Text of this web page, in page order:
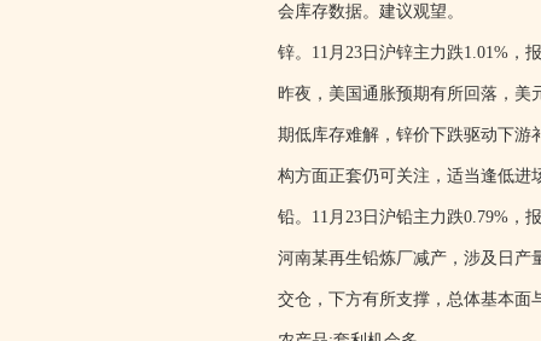
会库存数据。建议观望。
锌。11月23日沪锌主力跌1.01%，
昨夜，美国通胀预期有所回落，美
期低库存难解，锌价下跌驱动下游
构方面正套仍可关注，适当逢低进
铅。11月23日沪铅主力跌0.79%，
河南某再生铅炼厂减产，涉及日产
交仓，下方有所支撑，总体基本面